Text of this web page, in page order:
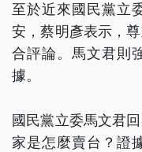
至於近來國民黨立
安，蔡明彥表示，
合評論。馬文君則
據。
國民黨立委馬文君
家是怎麼賣台？證